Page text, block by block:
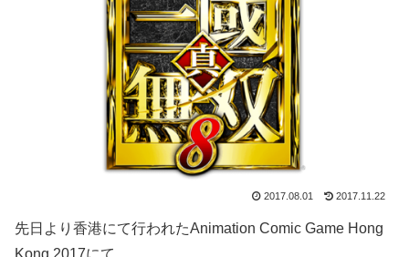
2017.08.01 2017.11.22
先日より香港にて行われたAnimation Comic Game Hong
Kong 2017にて